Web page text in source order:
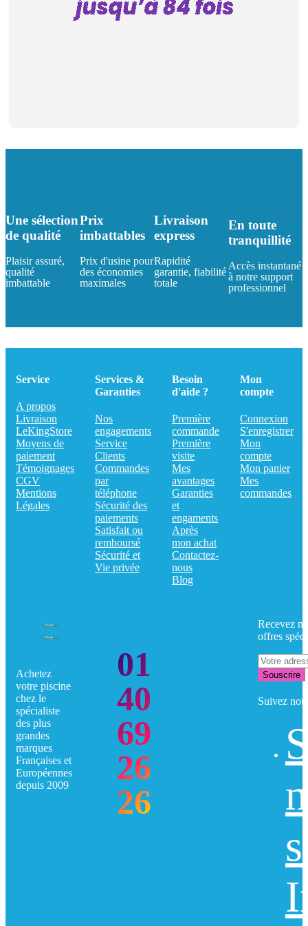
Une sélection
de qualité
Plaisir assuré,
qualité
imbattable
Prix
imbattables
Prix d'usine pour
des économies
maximales
Livraison
express
Rapidité
garantie, fiabilité
totale
En toute
tranquillité
Accès instantané
à notre support
professionnel
Service
A propos
Livraison
LeKingStore
Moyens de
paiement
Témoignages
CGV
Mentions
Légales
Services &
Garanties
Nos
engagements
Service
Clients
Commandes
par
téléphone
Sécurité des
paiements
Satisfait ou
remboursé
Sécurité et
Vie privée
Besoin
d'aide ?
Première
commande
Première
visite
Mes
avantages
Garanties
et
engaments
Après
mon achat
Contactez-
nous
Blog
Mon
compte
Connexion
S'enregistrer
Mon
compte
Mon panier
Mes
commandes
Achetez
votre piscine
chez le
spécialiste
des plus
grandes
marques
Françaises et
Européennes
depuis 2009
01
40
69
26
26
Recevez
offres
Souscrire
Suivez